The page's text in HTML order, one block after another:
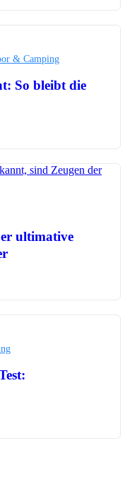
& Camping
So bleibt die
ultimative